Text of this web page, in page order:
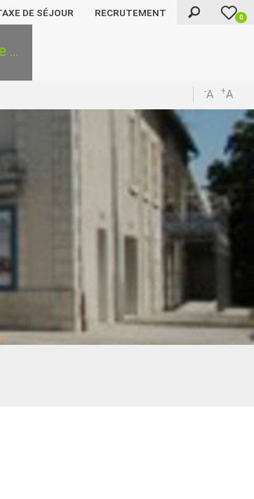
DE SÉJOUR RECRUTEMENT 0
...
-A +A